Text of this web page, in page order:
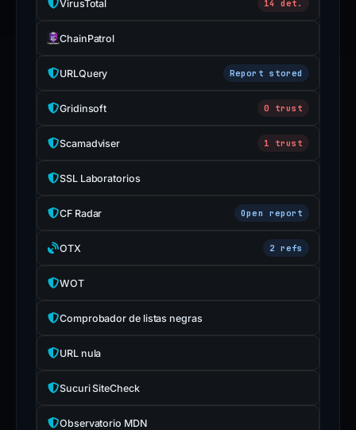
VirusTotal 14 det.
ChainPatrol
URLQuery Report stored
Gridinsoft 0 trust
Scamadviser 1 trust
SSL Laboratorios
CF Radar Open report
OTX 2 refs
WOT
Comprobador de listas negras
URL nula
Sucuri SiteCheck
Observatorio MDN